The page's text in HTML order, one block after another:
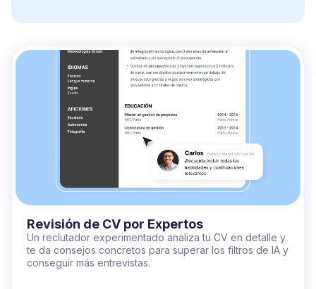
Revisión de CV por Expertos
Un reclutador experimentado analiza tu CV en detalle y
te da consejos concretos para superar los filtros de IA y
conseguir más entrevistas.